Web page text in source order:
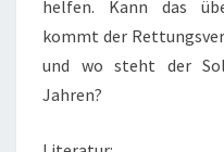
helfen. Kann das
kommt der
und wo steht der
Jahren?